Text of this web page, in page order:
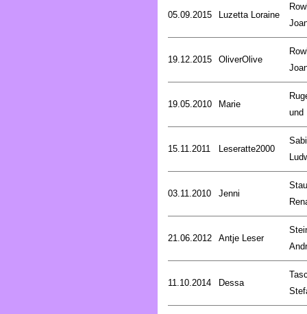
05.09.2015 Luzetta Loraine
19.12.2015 OliverOlive
19.05.2010 Marie
und
15.11.2011 Leseratte2000
03.11.2010 Jenni
21.06.2012 Antje Leser
11.10.2014 Dessa